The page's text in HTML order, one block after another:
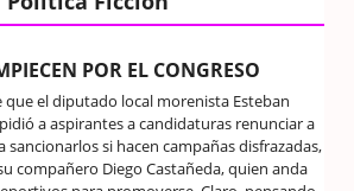
POR EL CONGRESO
que el diputado local morenista Esteban
a aspirantes a candidaturas renunciar a
sancionarlos si hacen campañas disfrazadas,
compañero Diego Castañeda, quien anda